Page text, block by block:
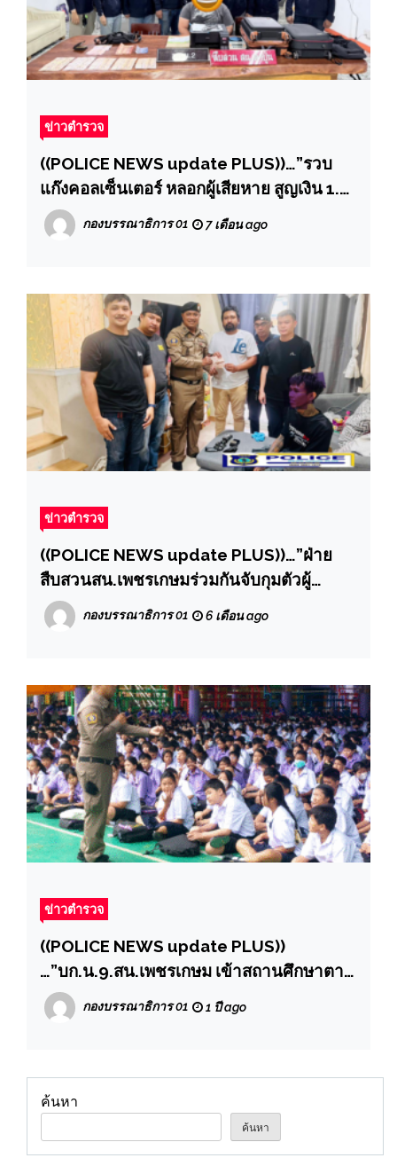
ข่าวตำรวจ
((POLICE NEWS update PLUS))…”รวบ
แก๊งคอลเซ็นเตอร์ หลอกผู้เสียหาย สูญเงิน 1.5
ล้าน ใช้คนมาเลเซียแทนบัญชีม้ามารับเงินต่อ
กัน
กองบรรณาธิการ 01 7 เดือน ago
ข่าวตำรวจ
((POLICE NEWS update PLUS))…”ฝ่าย
สืบสวนสน.เพชรเกษมร่วมกันจับกุมตัวผู้
ต้องหาว่ากระทำผิดฐาน “มีอาวุธปืนและ
เครื่องกระสุนปืนไว้ในครอบครองโดยไม่ได้รับ
กองบรรณาธิการ 01 6 เดือน ago
ข่าวตำรวจ
((POLICE NEWS update PLUS))
…”บก.น.9.สน.เพชรเกษม เข้าสถานศึกษาตาม
โครงการโรงเรียนสีขาว“รู้ทันภัย รู้ทันตัว รู้จัก
ป้องกัน” ยาเสพติดและบุหรี่ไฟฟ้า
กองบรรณาธิการ 01 1 ปี ago
ค้นหา
ค้นหา